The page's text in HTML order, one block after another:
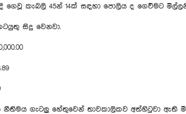
කැබලි 45න් 14ක් සඳහා පොලිය ද ගෙවීමට
සිදු වෙනවා.
ගැටලු හේතුවෙන් තාවකාලිකව අත්හිටුවා ඇති